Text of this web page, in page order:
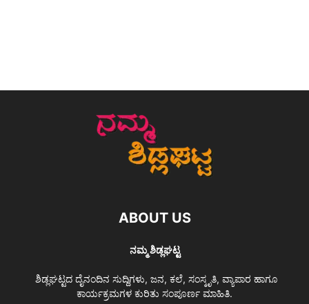
ABOUT US
ನಮ್ಮ ಶಿಡ್ಲಘಟ್ಟ
ಶಿಡ್ಲಘಟ್ಟದ ದೈನಂದಿನ ಸುದ್ದಿಗಳು, ಜನ, ಕಲೆ, ಸಂಸ್ಕೃತಿ, ವ್ಯಾಪಾರ ಹಾಗೂ
ಕಾರ್ಯಕ್ರಮಗಳ ಕುರಿತು ಸಂಪೂರ್ಣ ಮಾಹಿತಿ.